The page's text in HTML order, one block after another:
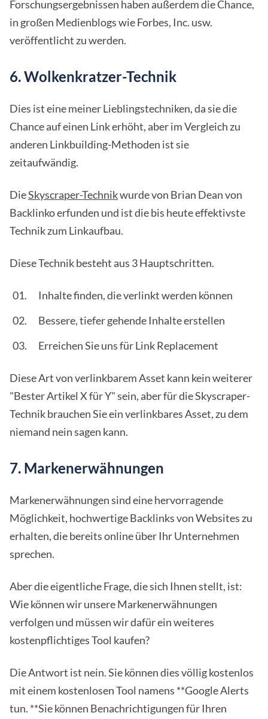
Forschungsergebnissen haben außerdem die Chance,
in großen Medienblogs wie Forbes, Inc. usw.
veröffentlicht zu werden.
6. Wolkenkratzer-Technik
Dies ist eine meiner Lieblingstechniken, da sie die
Chance auf einen Link erhöht, aber im Vergleich zu
anderen Linkbuilding-Methoden ist sie
zeitaufwändig.
DieSkyscraper-Technikwurde von Brian Dean von
Backlinko erfunden und ist die bis heute effektivste
Technik zum Linkaufbau.
Diese Technik besteht aus 3 Hauptschritten.
Inhalte finden, die verlinkt werden können
Bessere, tiefer gehende Inhalte erstellen
Erreichen Sie uns für Link Replacement
Diese Art von verlinkbarem Asset kann kein weiterer
"Bester Artikel X für Y" sein, aber für die Skyscraper-
Technik brauchen Sie ein verlinkbares Asset, zu dem
niemand nein sagen kann.
7. Markenerwähnungen
Markenerwähnungen sind eine hervorragende
Möglichkeit, hochwertige Backlinks von Websites zu
erhalten, die bereits online über Ihr Unternehmen
sprechen.
Aber die eigentliche Frage, die sich Ihnen stellt, ist:
Wie können wir unsere Markenerwähnungen
verfolgen und müssen wir dafür ein weiteres
kostenpflichtiges Tool kaufen?
Die Antwort ist nein. Sie können dies völlig kostenlos
mit einem kostenlosen Tool namens **Google Alerts
tun. **Sie können Benachrichtigungen für Ihren